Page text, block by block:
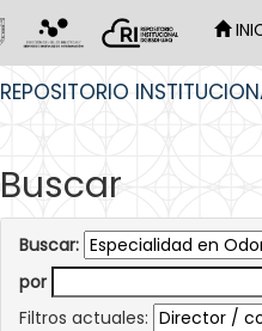
REPOSITORIO
Buscar
Buscar:
por
Filtros actuales: